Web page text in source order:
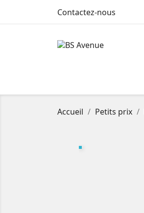
Contactez-nous
Accueil Petits prix